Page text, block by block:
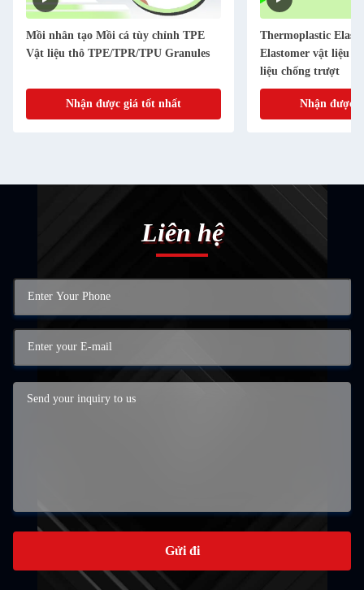
Mồi nhân tạo Mồi cá tùy chỉnh TPE
Vật liệu thô TPE/TPR/TPU Granules
Nhận được giá tốt nhất
Thermoplastic
Elastomer vật liệu
liệu chống trượt
Nhận được
Liên hệ
Gửi đi